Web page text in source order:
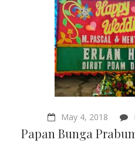
May 4, 2018
Papan Bunga